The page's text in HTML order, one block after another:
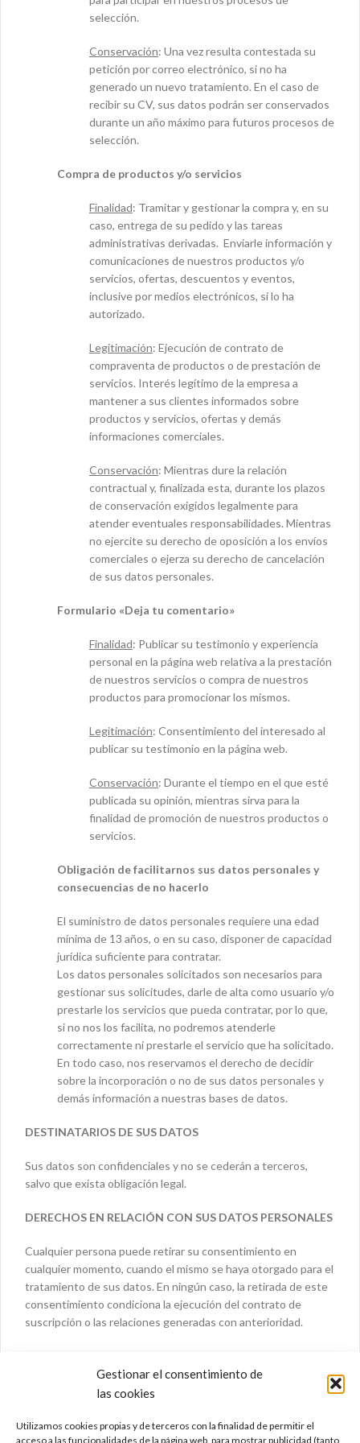
Gestionar el consentimiento de
las cookies
Utilizamos cookies propias y de terceros con la finalidad de permitir el
acceso a las funcionalidades de la página web, para mostrar publicidad (tanto
selección.
Conservación: Una vez resulta contestada su
petición por correo electrónico, si no ha
generado un nuevo tratamiento. En el caso de
recibir su CV, sus datos podrán ser conservados
durante un año máximo para futuros procesos de
selección.
Compra de productos y/o servicios
Finalidad: Tramitar y gestionar la compra y, en su
caso, entrega de su pedido y las tareas
administrativas derivadas. Enviarle información y
comunicaciones de nuestros productos y/o
servicios, ofertas, descuentos y eventos,
inclusive por medios electrónicos, si lo ha
autorizado.
Legitimación: Ejecución de contrato de
compraventa de productos o de prestación de
servicios. Interés legítimo de la empresa a
mantener a sus clientes informados sobre
productos y servicios, ofertas y demás
informaciones comerciales.
Conservación: Mientras dure la relación
contractual y, finalizada esta, durante los plazos
de conservación exigidos legalmente para
atender eventuales responsabilidades. Mientras
no ejercite su derecho de oposición a los envíos
comerciales o ejerza su derecho de cancelación
de sus datos personales.
Formulario «Deja tu comentario»
Finalidad: Publicar su testimonio y experiencia
personal en la página web relativa a la prestación
de nuestros servicios o compra de nuestros
productos para promocionar los mismos.
Legitimación: Consentimiento del interesado al
publicar su testimonio en la página web.
Conservación: Durante el tiempo en el que esté
publicada su opinión, mientras sirva para la
finalidad de promoción de nuestros productos o
servicios.
Obligación de facilitarnos sus datos personales y
consecuencias de no hacerlo
El suministro de datos personales requiere una edad
mínima de 13 años, o en su caso, disponer de capacidad
jurídica suficiente para contratar.
Los datos personales solicitados son necesarios para
gestionar sus solicitudes, darle de alta como usuario y/o
prestarle los servicios que pueda contratar, por lo que,
si no nos los facilita, no podremos atenderle
correctamente ni prestarle el servicio que ha solicitado.
En todo caso, nos reservamos el derecho de decidir
sobre la incorporación o no de sus datos personales y
demás información a nuestras bases de datos.
DESTINATARIOS DE SUS DATOS
Sus datos son confidenciales y no se cederán a terceros,
salvo que exista obligación legal.
DERECHOS EN RELACIÓN CON SUS DATOS PERSONALES
Cualquier persona puede retirar su consentimiento en
cualquier momento, cuando el mismo se haya otorgado para el
tratamiento de sus datos. En ningún caso, la retirada de este
consentimiento condiciona la ejecución del contrato de
suscripción o las relaciones generadas con anterioridad.
Solicitar el acceso a sus datos personales o su rectificación
Solicitar su supresión cuando, entre otros motivos, los datos